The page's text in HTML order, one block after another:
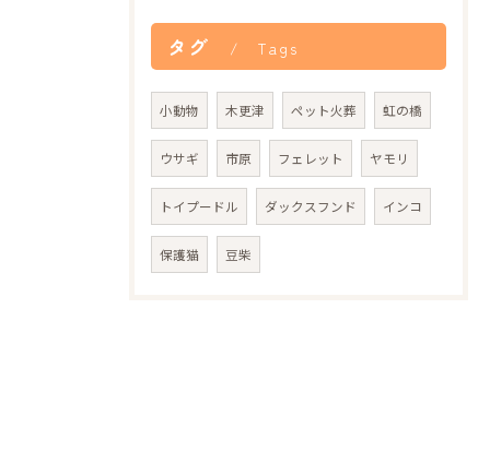
タグ Tags
小動物 木更津 ペット火葬 虹の橋
ウサギ 市原 フェレット ヤモリ
トイプードル ダックスフンド インコ
保護猫 豆柴